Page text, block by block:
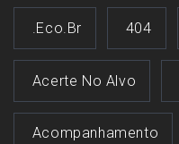
.eco.br 404
Acerte No Alvo
Acompanhamento